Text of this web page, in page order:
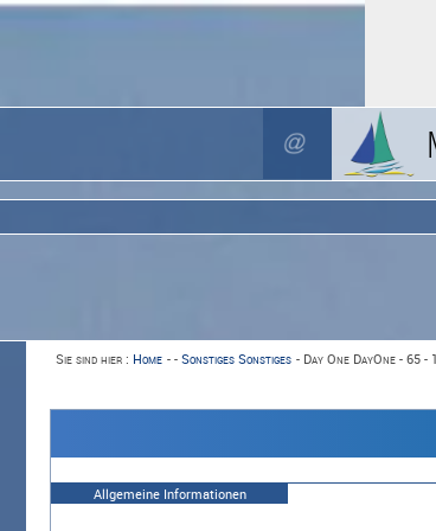
Sie sind hier : Home - - Sonstiges Sonstiges - Day One DayOne - 65 - 1
Allgemeine Informationen